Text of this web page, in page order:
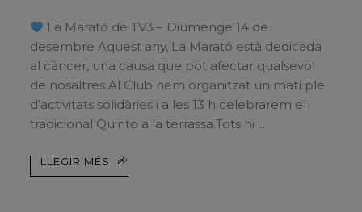
La Marató de TV3 – Diumenge 14 de
desembre Aquest any, La Marató està dedicada
al càncer, una causa que pot afectar qualsevol
de nosaltres.Al Club hem organitzat un matí ple
d’activitats solidàries i a les 13 h celebrarem el
tradicional Quinto a la terrassa.Tots hi
LLEGIR MÉS